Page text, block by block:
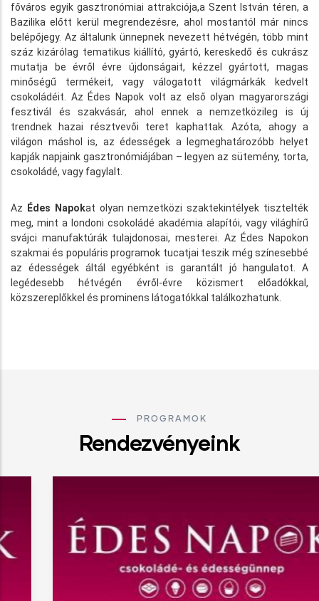
főváros egyik gasztronómiai attrakciója,a Szent István téren, a
Bazilika előtt kerül megrendezésre, ahol mostantól már nincs
belépőjegy. Az általunk ünnepnek nevezett hétvégén, több mint
száz kizárólag tematikus kiállító, gyártó, kereskedő és cukrász
mutatja be évről évre újdonságait, kézzel gyártott, magas
minőségű termékeit, vagy válogatott világmárkák kedvelt
csokoládéit. Az Édes Napok volt az első olyan magyarországi
fesztivál és szakvásár, ahol ennek a nemzetközileg is új
trendnek hazai résztvevői teret kaphattak. Azóta, ahogy a
világon máshol is, az édességek a legmeghatározóbb helyet
kapják napjaink gasztronómiájában – legyen az sütemény, torta,
csokoládé, vagy fagylalt.
Az Édes Napokat olyan nemzetközi szaktekintélyek tisztelték
meg, mint a londoni csokoládé akadémia alapítói, vagy világhírű
svájci manufaktúrák tulajdonosai, mesterei. Az Édes Napokon
szakmai és populáris programok tucatjai teszik még színesebbé
az édességek áltál egyébként is garantált jó hangulatot. A
legédesebb hétvégén évről-évre közismert előadókkal,
közszereplőkkel és prominens látogatókkal találkozhatunk.
PROGRAMOK
Rendezvényeink